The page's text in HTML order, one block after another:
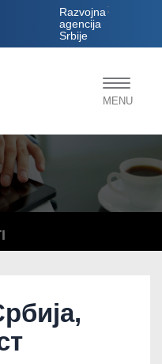
Razvojna
agencija
Srbije
;
Toggle
MENU